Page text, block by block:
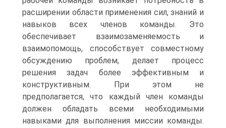
расширении области применения сил, знаний и
навыков всех членов команды. Это
обеспечивает взаимозаменяемость и
взаимопомощь, способствует совместному
обсуждению проблем, делает процесс
решения задач более эффективным и
конструктивным. При этом не
предполагается, что каждый член команды
должен обладать всеми необходимыми
навыками для выполнения миссии команды.